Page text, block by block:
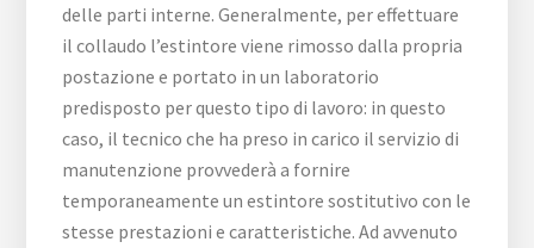
delle parti interne. Generalmente, per effettuare
il collaudo l’estintore viene rimosso dalla propria
postazione e portato in un laboratorio
predisposto per questo tipo di lavoro: in questo
caso, il tecnico che ha preso in carico il servizio di
manutenzione provvederà a fornire
temporaneamente un estintore sostitutivo con le
stesse prestazioni e caratteristiche. Ad avvenuto